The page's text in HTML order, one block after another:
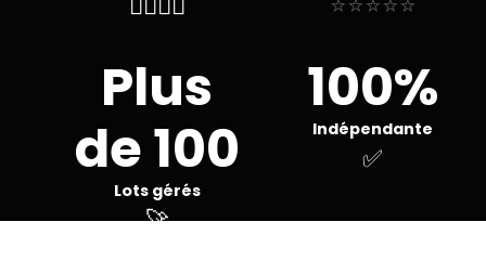
Plus
de 100
Lots gérés
🚀
100%
Indépendante
✅